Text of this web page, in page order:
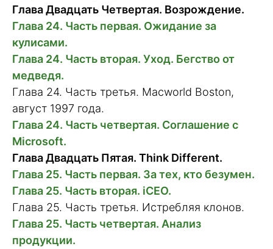
Глава Двадцать Четвертая. Возрождение.
Глава 24. Часть первая. Ожидание за
кулисами.
Глава 24. Часть вторая. Уход. Бегство от
медведя.
Глава 24. Часть третья. Macworld Boston,
август 1997 года.
Глава 24. Часть четвертая. Соглашение с
Microsoft.
Глава Двадцать Пятая. Think Different.
Глава 25. Часть первая. За тех, кто безумен.
Глава 25. Часть вторая. iCEO.
Глава 25. Часть третья. Истребляя клонов.
Глава 25. Часть четвертая. Анализ
продукции.